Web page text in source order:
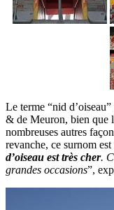
Le terme “nid
& de Meuron, bien que
nombreuses autres
revanche, ce surnom
d’oiseau est très cher.
grandes occasions”,